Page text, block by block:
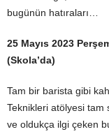
bugünün hatıraları…
25 Mayıs 2023
(Skola’da)
Tam bir barista gibi
Teknikleri atölyesi
ve oldukça ilgi çeken